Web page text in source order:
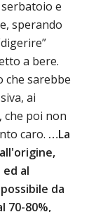
e
sperando
a bere.
che sarebbe
ai
che poi non
caro. …La
al
da
70-80%,